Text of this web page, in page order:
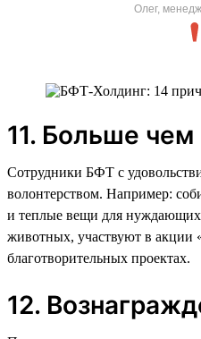
Олег,
11. Больше чем
Сотрудники БФТ с
волонтерством. Например:
и теплые вещи для
животных, участвуют в акции
благотворительных проектах.
12.